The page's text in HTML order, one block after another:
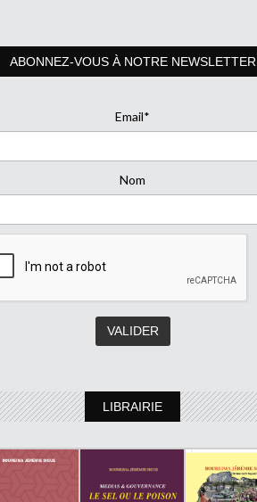
ABONNEZ-VOUS À NOTRE NEWSLETTER
Email*
Nom
LIBRAIRIE